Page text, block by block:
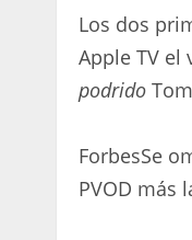
Los dos
Apple TV el
podrido
ForbesSe
PVOD más